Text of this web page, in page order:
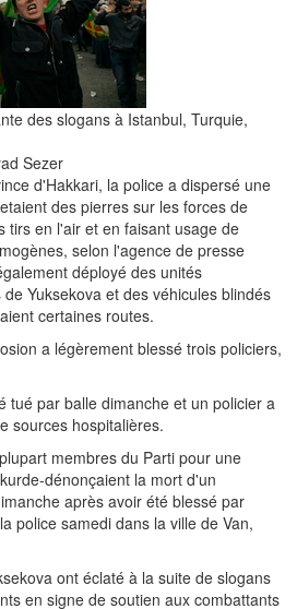
des slogans à Istanbul, Turquie,
Sezer
d'Hakkari, la police a dispersé une
des pierres sur les forces de
tirs en l'air et en faisant usage de
selon l'agence de presse
déployé des unités
Yuksekova et des véhicules blindés
certaines routes.
a légèrement blessé trois policiers,
tué par balle dimanche et un policier a
sources hospitalières.
membres du Parti pour une
dénonçaient la mort d'un
après avoir été blessé par
police samedi dans la ville de Van,
ont éclaté à la suite de slogans
en signe de soutien aux combattants